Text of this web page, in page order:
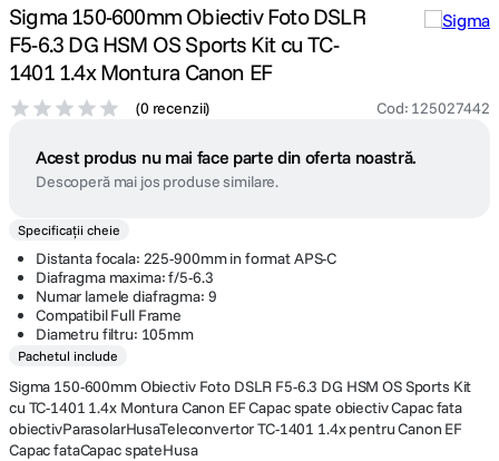
Sigma 150-600mm Obiectiv Foto DSLR
F5-6.3 DG HSM OS Sports Kit cu TC-
1401 1.4x Montura Canon EF
(0 recenzii) Cod: 125027442
Acest produs nu mai face parte din oferta noastră.
Descoperă mai jos produse similare.
Specificații cheie
Distanta focala: 225-900mm in format APS-C
Diafragma maxima: f/5-6.3
Numar lamele diafragma: 9
Compatibil Full Frame
Diametru filtru: 105mm
Pachetul include
Sigma 150-600mm Obiectiv Foto DSLR F5-6.3 DG HSM OS Sports Kit
cu TC-1401 1.4x Montura Canon EF Capac spate obiectiv Capac fata
obiectivParasolarHusaTeleconvertor TC-1401 1.4x pentru Canon EF
Capac fataCapac spateHusa